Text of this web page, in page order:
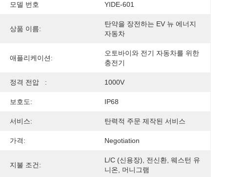
모델 번호 YIDE-601
상품 이름:
탄약을 장전하는 EV 뉴 에너지
자동차
애플리케이션:
오토바이와 전기 자동차를 위한
충전기
정격 전압 : 1000V
보호도: IP68
서비스: 탄력적 주문 제작된 서비스
가격: Negotiation
지불 조건:
L/C (신용장), 전신환, 웨스턴 유
니온, 머니그램